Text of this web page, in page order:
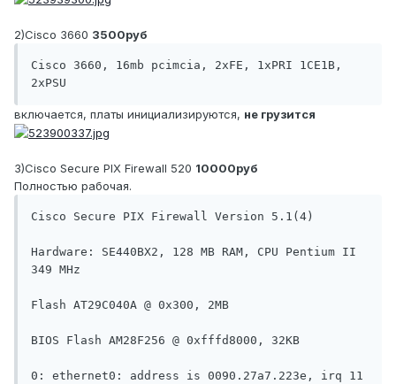
2)Cisco 3660 3500руб
Cisco 3660, 16mb pcimcia, 2xFE, 1xPRI 1CE1B,
2xPSU
включается, платы инициализируются, не грузится
3)Cisco Secure PIX Firewall 520 10000руб
Полностью рабочая.
Cisco Secure PIX Firewall Version 5.1(4)
Hardware: SE440BX2, 128 MB RAM, CPU Pentium II
349 MHz
Flash AT29C040A @ 0x300, 2MB
BIOS Flash AM28F256 @ 0xfffd8000, 32KB
0: ethernet0: address is 0090.27a7.223e, irq 11